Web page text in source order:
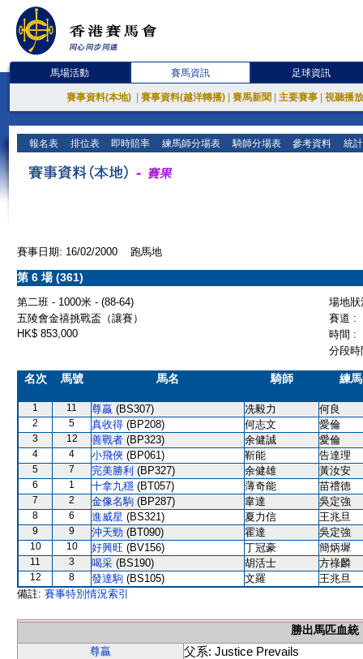
馬場活動 賽馬資訊 足球資訊
賽事資料(本地) 賽事資料(越洋轉播) 賽馬新聞 主要賽事 視聽播
報名表 排位表 即時賠率 練馬師分場表 騎師分場表 參考資料 統
賽事日期: 16/02/2000 跑馬地
第 6 場 (361)
第二班 - 1000米 - (88-64)
場地
五陵會金禧挑戰盃（讓賽）
賽道 :
HK$ 853,000
時間 :
分段
名次 馬號 馬名 騎師 練
1 11 尊贏 (BS307) 冼毅力 何良
2 5 真收得 (BP208) 何志文 愛倫
3 12 善戰者 (BP323) 余健誠 愛倫
4 4 小飛俠 (BP061) 靳能 告達理
5 7 完美勝利 (BP327) 余健雄 黃汝安
6 1 十拿九穩 (BT057) 薄奇能 苗禮德
7 2 金像名駒 (BP287) 韋達 吳定強
8 6 進威星 (BS321) 夏力信 王兆旦
9 9 沖天勁 (BT090) 霍達 吳定強
10 10 好興旺 (BV156) 丁冠豪 簡炳墀
11 3 喝采 (BS190) 胡活士 方祿麟
12 8 發達駒 (BS105) 文羅
王兆旦
備註: 賽事特別情況索引
勝出馬匹血統
尊贏
父系: Justice Prevails